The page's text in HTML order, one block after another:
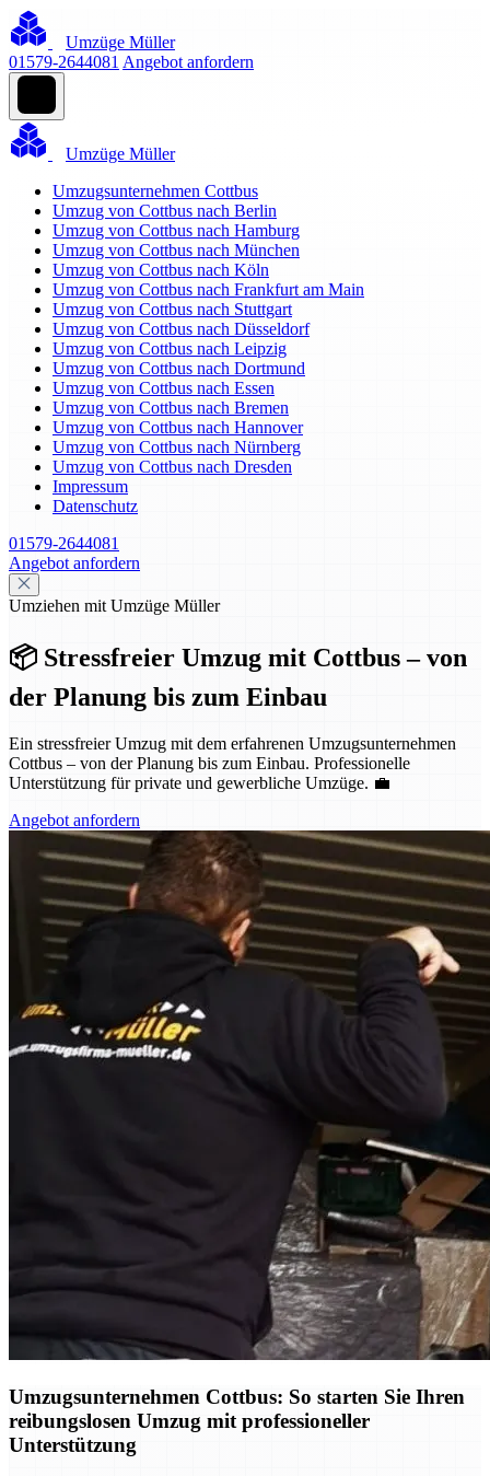
Umzüge Müller
01579-2644081 Angebot anfordern
Umzüge Müller
Umzugsunternehmen Cottbus
Umzug von Cottbus nach Berlin
Umzug von Cottbus nach Hamburg
Umzug von Cottbus nach München
Umzug von Cottbus nach Köln
Umzug von Cottbus nach Frankfurt am Main
Umzug von Cottbus nach Stuttgart
Umzug von Cottbus nach Düsseldorf
Umzug von Cottbus nach Leipzig
Umzug von Cottbus nach Dortmund
Umzug von Cottbus nach Essen
Umzug von Cottbus nach Bremen
Umzug von Cottbus nach Hannover
Umzug von Cottbus nach Nürnberg
Umzug von Cottbus nach Dresden
Impressum
Datenschutz
01579-2644081
Angebot anfordern
Umziehen mit Umzüge Müller
📦 Stressfreier Umzug mit Cottbus – von
der Planung bis zum Einbau
Ein stressfreier Umzug mit dem erfahrenen Umzugsunternehmen
Cottbus – von der Planung bis zum Einbau. Professionelle
Unterstützung für private und gewerbliche Umzüge. 💼
Angebot anfordern
Umzugsunternehmen Cottbus: So starten Sie Ihren
reibungslosen Umzug mit professioneller
Unterstützung